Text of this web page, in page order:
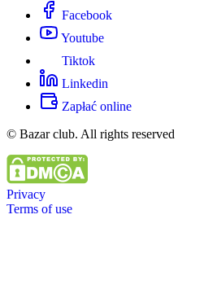
Facebook
Youtube
Tiktok
Linkedin
Zapłać online
© Bazar club. All rights reserved
Privacy
Terms of use